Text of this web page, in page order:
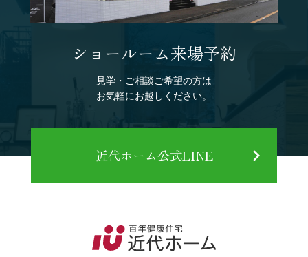
ショールーム来場予約
見学・ご相談ご希望の方は
お気軽にお越しください。
近代ホーム公式LINE